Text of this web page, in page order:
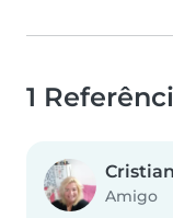
1
Amigo